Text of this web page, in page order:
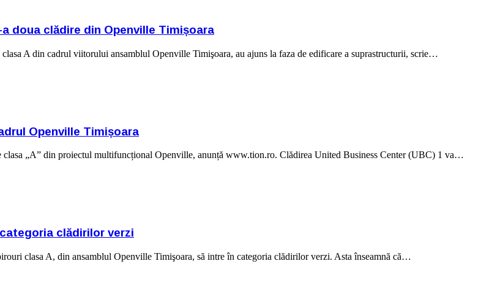
doua clădire din Openville Timișoara
A din cadrul viitorului ansamblul Openville Timişoara, au ajuns la faza de edificare a suprastructurii, scrie…
Openville Timișoara
„A” din proiectul multifuncțional Openville, anunță www.tion.ro. Clădirea United Business Center (UBC) 1 va…
clădirilor verzi
clasa A, din ansamblul Openville Timişoara, să intre în categoria clădirilor verzi. Asta înseamnă că…